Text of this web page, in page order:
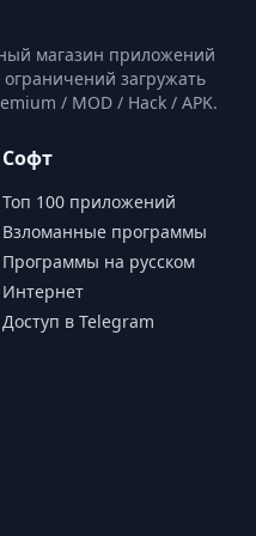
магазин приложений
загружать
/ MOD / Hack / APK.
Софт
Топ 100 приложений
Взломанные программы
Программы на русском
Интернет
Доступ в Telegram